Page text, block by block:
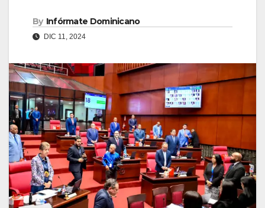
By Infórmate Dominicano
DIC 11, 2024